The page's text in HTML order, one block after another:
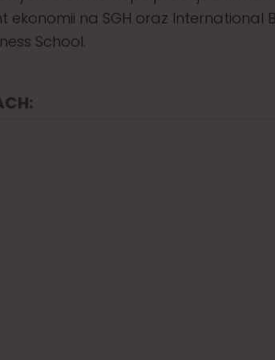
ekonomii na SGH oraz International
School.